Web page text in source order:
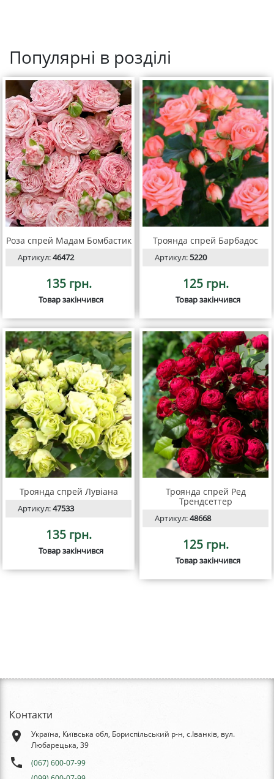
Популярні в розділі
Роза спрей Мадам Бомбастик
Артикул:46472
135 грн.
Товар закінчився
Троянда спрей Барбадос
Артикул:5220
125 грн.
Товар закінчився
Троянда спрей Лувіана
Артикул:47533
135 грн.
Товар закінчився
Троянда спрей Ред
Трендсеттер
Артикул:48668
125 грн.
Товар закінчився
Контакти
place
Україна, Київська обл, Бориспільський р-н, с.Іванків, вул.
Любарецька, 39
phone
(067) 600-07-99